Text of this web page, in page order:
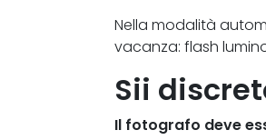
Nella modalità
vacanza: flash
Sii
Il fotografo deve